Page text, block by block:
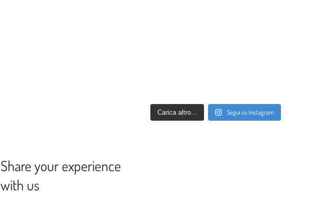
Carica altro... Segui su Instagram
Share your experience
with us